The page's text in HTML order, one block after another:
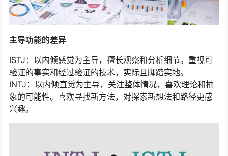
主导功能的差异
ISTJ：以内倾感觉为主导，擅长观察和分析细节。重视可
验证的事实和经过验证的技术，实际且脚踏实地。
INTJ：以内倾直觉为主导，关注整体情况，喜欢理论和抽
象的可能性。喜欢寻找新方法，对探索新想法和路径更感
兴趣。